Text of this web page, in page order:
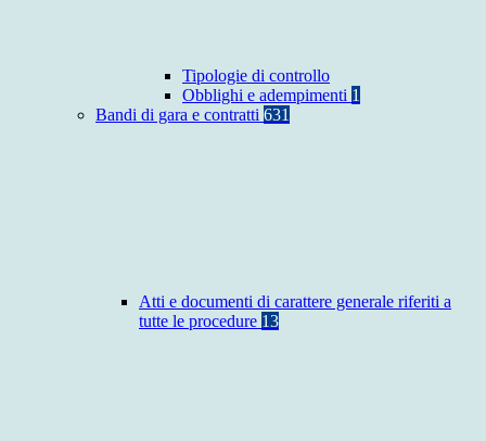
Tipologie di controllo
Obblighi e adempimenti 1
Bandi di gara e contratti 631
Atti e documenti di carattere generale riferiti a
tutte le procedure 13